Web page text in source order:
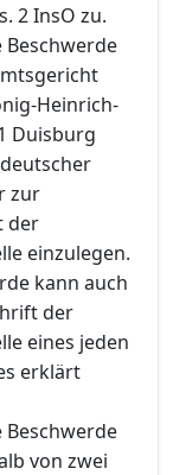
2 InsO zu.
Heinrich-
Duisburg
zur
der
einzulegen.
kann auch
der
eines jeden
erklärt
von zwei